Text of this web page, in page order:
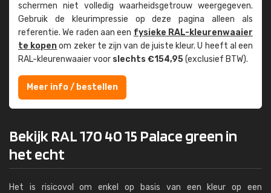
schermen niet volledig waarheids­­getrouw weer­gegeven.
Gebruik de kleur­impressie op deze pagina alleen als
referentie. We raden aan een fysieke RAL-kleuren­waaier
te kopenom zeker te zijn van de juiste kleur. U heeft al een
RAL-kleuren­waaier voor slechts €154,95(exclusief BTW).
Meer info / bestellen
Bekijk RAL 170 40 15 Palace green in
het echt
Het is risicovol om enkel op basis van een kleur op een